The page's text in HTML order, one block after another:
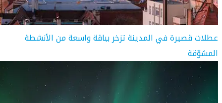
عطلات قصيرة في المدينة تزخر بباقة واسعة من الأنشطة
المشوّقة